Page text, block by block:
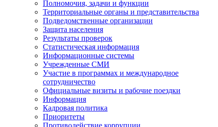
Полномочия, задачи и функции
Территориальные органы и представительства
Подведомственные организации
Защита населения
Результаты проверок
Статистическая информация
Информационные системы
Учрежденные СМИ
Участие в программах и международное
сотрудничество
Официальные визиты и рабочие поездки
Информация
Кадровая политика
Приоритеты